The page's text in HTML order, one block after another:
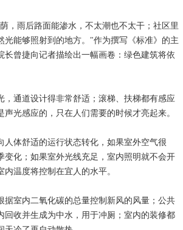
雨后路面能渗水，不太潮也不太干；社区里
能够照射到的地方。"作为撰写《标准》的主
曾捷向记者描绘出一幅画卷：绿色建筑将依
通道设计得非常舒适；滚梯、扶梯都有感应
光感应的，只在人们需要的时候才亮起来。
体舒适的运行状态转化，如果室外空气很
化；如果室外光线充足，室内照明就不会开
温度将控制在宜人的水平。
室内二氧化碳的总量控制新风的风量；公共
回收并生成为中水，用于冲厕；室内的装修都